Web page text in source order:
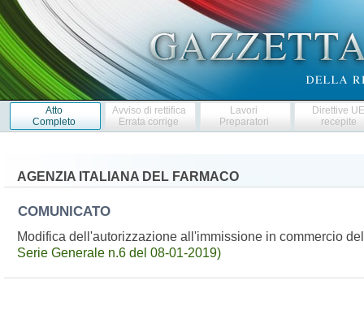
Atto
Completo
Avviso di rettifica
Errata corrige
Lavori
Preparatori
Direttive
recepite
AGENZIA ITALIANA DEL FARMACO
COMUNICATO
Modifica dell'autorizzazione all'immissione in commercio
Serie Generale n.6 del 08-01-2019)